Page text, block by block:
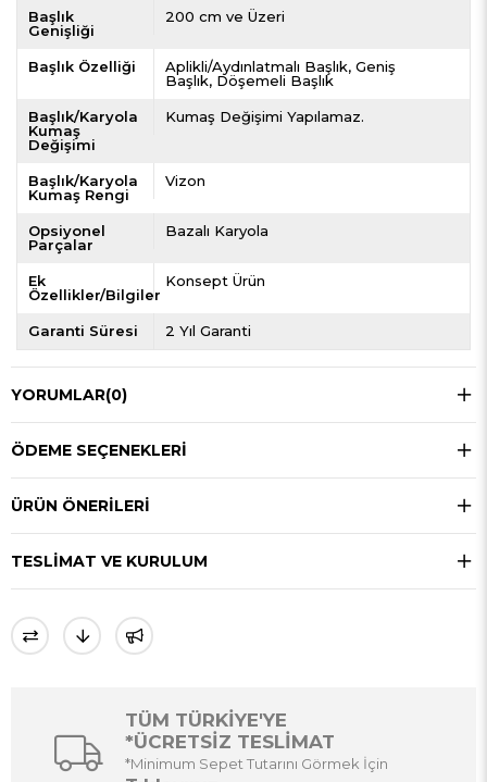
Başlık
Genişliği
200 cm ve Üzeri
Başlık Özelliği Aplikli/Aydınlatmalı Başlık Geniş
Başlık Döşemeli Başlık
Başlık/Karyola
Kumaş
Değişimi
Kumaş Değişimi Yapılamaz.
Başlık/Karyola
Kumaş Rengi
Vizon
Opsiyonel
Parçalar
Bazalı Karyola
Ek
Özellikler/Bilgiler
Konsept Ürün
Garanti Süresi 2 Yıl Garanti
YORUMLAR(0)
ÖDEME SEÇENEKLERI
ÜRÜN ÖNERILERI
TESLIMAT VE KURULUM
TÜM TÜRKİYE'YE
*ÜCRETSİZ TESLİMAT
*Minimum Sepet Tutarını Görmek İçin